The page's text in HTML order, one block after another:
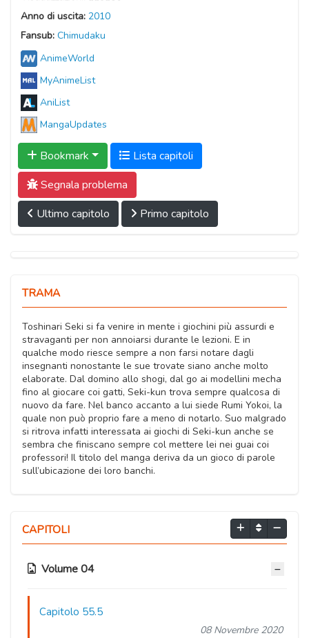
Anno di uscita: 2010
Fansub: Chimudaku
AnimeWorld
MyAnimeList
AniList
MangaUpdates
Bookmark
Lista capitoli
Segnala problema
Ultimo capitolo
Primo capitolo
TRAMA
Toshinari Seki si fa venire in mente i giochini più assurdi e
stravaganti per non annoiarsi durante le lezioni. E in
qualche modo riesce sempre a non farsi notare dagli
insegnanti nonostante le sue trovate siano anche molto
elaborate. Dal domino allo shogi, dal go ai modellini mecha
fino al giocare coi gatti, Seki-kun trova sempre qualcosa di
nuovo da fare. Nel banco accanto a lui siede Rumi Yokoi, la
quale non può proprio fare a meno di notarlo. Suo malgrado
si ritrova infatti interessata ai giochi di Seki-kun anche se
sembra che finiscano sempre col mettere lei nei guai coi
professori! Il titolo del manga deriva da un gioco di parole
sull’ubicazione dei loro banchi.
CAPITOLI
Volume 04
Capitolo 55.5
08 Novembre 2020